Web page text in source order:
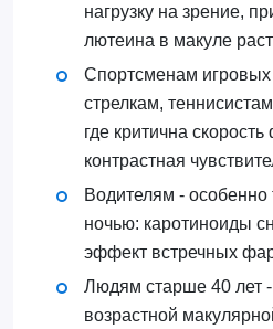
нагрузку на зрение,
лютеина в макуле
Спортсменам
стрелкам,
где критична
контрастная
Водителям - особенно
ночью: каротиноиды
эффект встречных
Людям старше 40 лет
возрастной